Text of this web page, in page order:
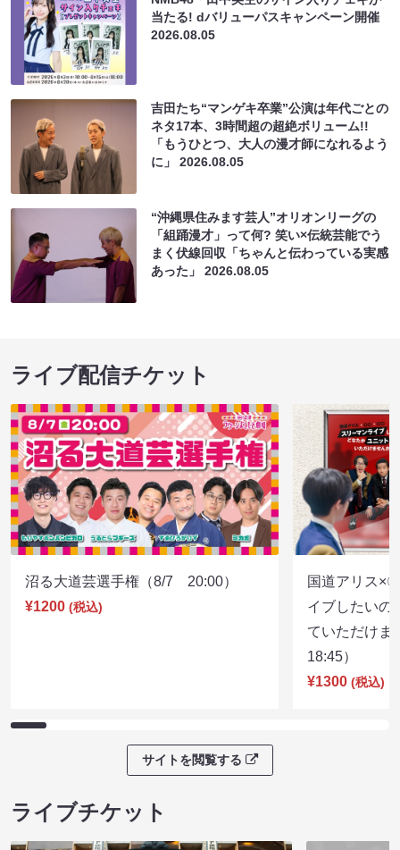
当たる! dバリューパスキャンペーン開催
2026.08.05
吉田たち“マンゲキ卒業”公演は年代ごとの
ネタ17本、3時間超の超絶ボリューム!!
「もうひとつ、大人の漫才師になれるよう
に」2026.08.05
“沖縄県住みます芸人”オリオンリーグの
「組踊漫才」って何? 笑い×伝統芸能でう
まく伏線回収「ちゃんと伝わっている実感
あった」2026.08.05
ライブ配信チケット
沼る大道芸選手権（8/7 20:00）
¥1200 (税込)
国道アリス×
イブしたいの
ていただけ
18:45）
¥1300 (税込)
サイトを閲覧する
ライブチケット